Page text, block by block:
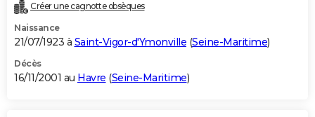
Créer une cagnotte obsèques
Naissance
21/07/1923 à Saint-Vigor-d'Ymonville (Seine-Maritime)
Décès
16/11/2001 au Havre (Seine-Maritime)